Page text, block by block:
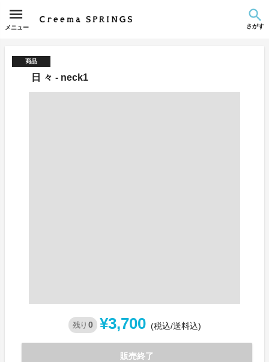
メニュー さがす
商品
日 々 - neck1
残り 0 ¥3,700 (税込/送料込)
販売終了